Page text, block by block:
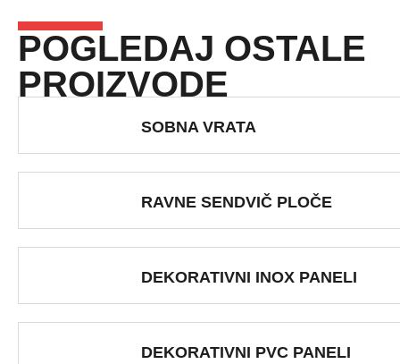
POGLEDAJ OSTALE
PROIZVODE
SOBNA VRATA
RAVNE SENDVIČ PLOČE
DEKORATIVNI INOX PANELI
DEKORATIVNI PVC PANELI